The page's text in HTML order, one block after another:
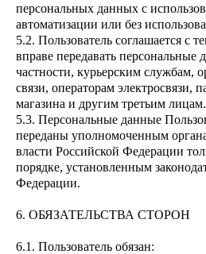
персональных данных с
автоматизации или без
5.2. Пользователь соглашается с
вправе передавать персональные
частности, курьерским службам,
связи, операторам электросвязи,
магазина и другим третьим лицам.
5.3. Персональные данные
переданы уполномоченным
власти Российской Федерации
порядке, установленным
Федерации.
6. ОБЯЗАТЕЛЬСТВА СТОРОН
6.1. Пользователь обязан: